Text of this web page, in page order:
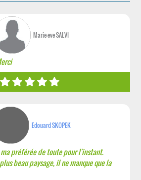
Marie-eve SALVI
Edouard SKOPEK
préférée de toute pour l'instant.
beau paysage, il ne manque que la